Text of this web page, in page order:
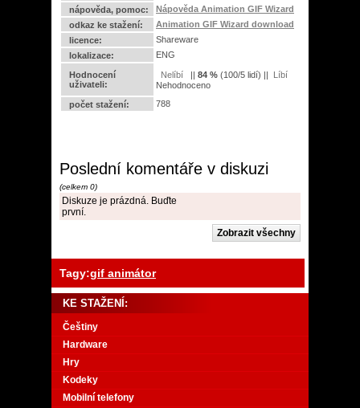
nápověda, pomoc:
Nápověda Animation GIF Wizard
odkaz ke stažení:
Animation GIF Wizard download
licence:
Shareware
lokalizace:
ENG
Hodnocení
uživateli:
|| 84 % (100/5 lidí) ||
Nehodnoceno
počet stažení:
788
Poslední komentáře v diskuzi
(celkem 0)
Diskuze je prázdná. Buďte
první.
Tagy:gif animátor
KE STAŽENÍ:
Češtiny
Hardware
Hry
Kodeky
Mobilní telefony